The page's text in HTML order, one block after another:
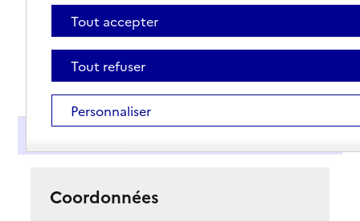
Coordonnées
Tout accepter
Tout refuser
Personnaliser